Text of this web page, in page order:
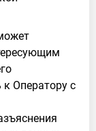
Оператору с